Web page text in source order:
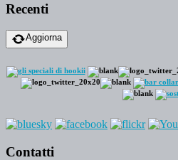
Recenti
Aggiorna
Contatti